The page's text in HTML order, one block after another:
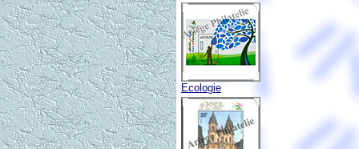
Ecologie